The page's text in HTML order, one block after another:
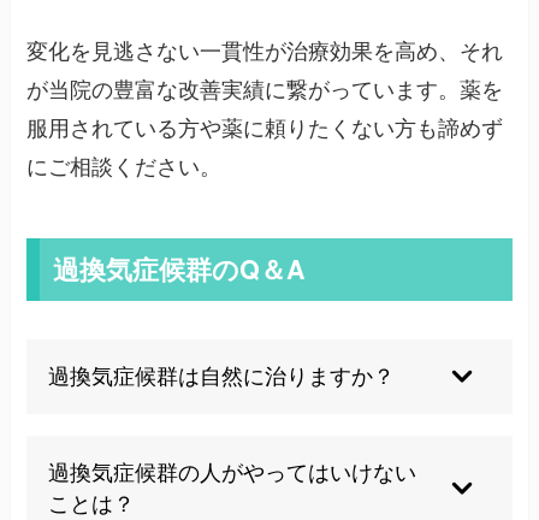
変化を見逃さない一貫性が治療効果を高め、それ
が当院の豊富な改善実績に繋がっています。薬を
服用されている方や薬に頼りたくない方も諦めず
にご相談ください。
過換気症候群のQ＆A
過換気症候群は自然に治りますか？
発作自体は多くの場合30〜60分ほどで自然に落ち
着きますが、繰り返す場合は背景にある不安やス
過換気症候群の人がやってはいけない
ことは？